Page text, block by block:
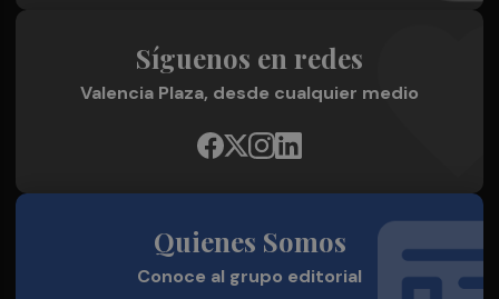
Síguenos en redes
Valencia Plaza, desde cualquier medio
Quienes Somos
Conoce al grupo editorial